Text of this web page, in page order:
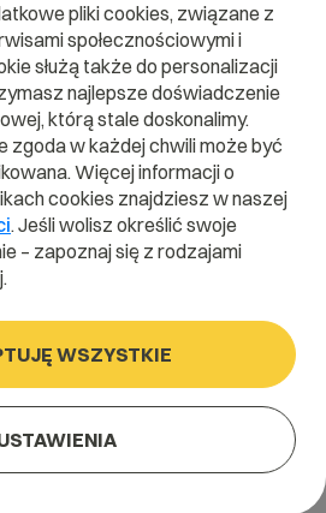
strona nie jest
automatycznie spełniają
SSL i gotowe na efektywne
sprzyjają osiąganiu wysokich
Google. Warto mieć na
odbywa się po stronie
decyduje, które strony i kiedy
niezależnie od działań cyber_Folks.
zależy od momentu, w którym
Twoją witrynę.
pliki cookies, związane z
społecznościowymi i
służą także do personalizacji
najlepsze doświadczenie
którą stale doskonalimy.
zgoda w każdej chwili może być
Więcej informacji o
cookies znajdziesz w naszej
. Jeśli wolisz określić swoje
– zapoznaj się z rodzajami
WSZYSTKIE